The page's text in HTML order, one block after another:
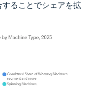
ることでシェアを拡